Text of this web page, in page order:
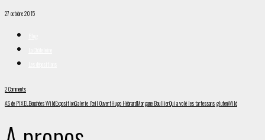
27 octobre 2015
2 Comments
AS de PIXEL Bouchées WildExpositionGalerie l’œil OuvertHugo HébrardMorgane BoullierQui a volé les tartessans glutenWild